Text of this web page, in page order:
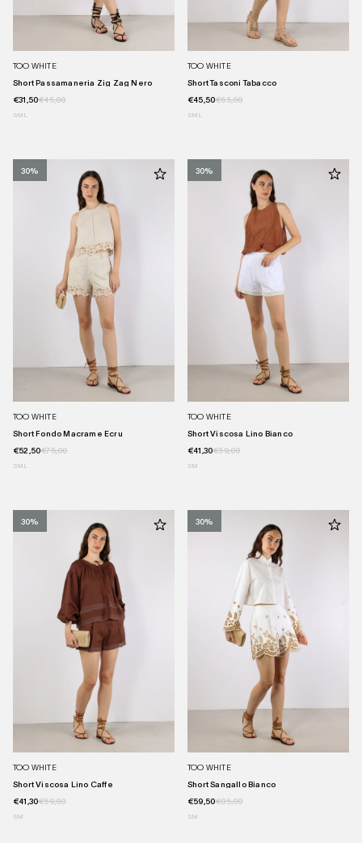
TOO WHITE
Short Passamaneria Zig Zag Nero
€31,50€45,00
SM L
TOO WHITE
Short Tasconi Tabacco
€45,50€65,00
SM L
30%
TOO WHITE
Short Fondo Macrame Ecru
€52,50€75,00
SM L
30%
TOO WHITE
Short Viscosa Lino Bianco
€41,30€59,00
SM
30%
TOO WHITE
Short Viscosa Lino Caffe
€41,30€59,00
SM
30%
TOO WHITE
Short Sangallo Bianco
€59,50€85,00
SM